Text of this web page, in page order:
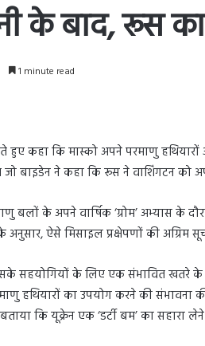
के बाद, रूस
1 minute read
हुए कहा कि मास्को अपने परमाणु
जो बाइडेन ने कहा कि रूस ने वाशिंगटन को
के अपने वार्षिक ‘ग्रोम’ अभ्यास के
ऐसे मिसाइल प्रक्षेपणों की अग्रिम
सहयोगियों के लिए एक संभावित
हथियारों का उपयोग करने की संभावना
कि यूक्रेन एक ‘डर्टी बम’ का सहारा